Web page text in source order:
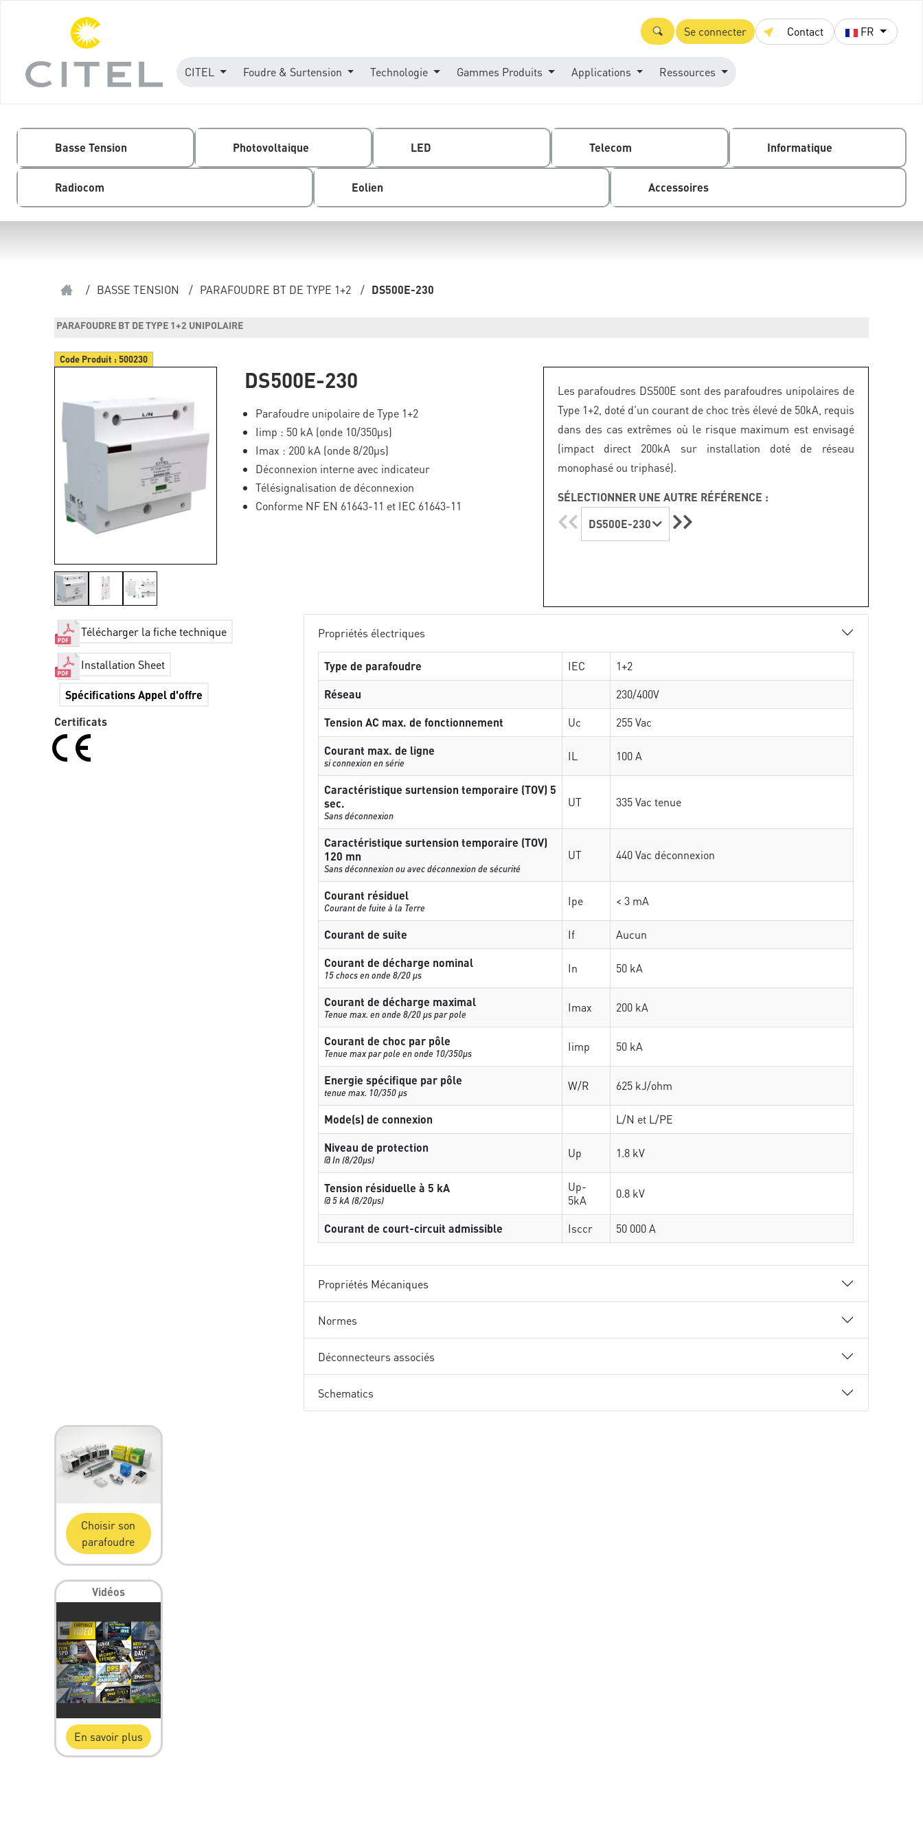
Se connecter Contact FR
CITEL Foudre & Surtension Technologie Gammes Produits Applications Ressources
Basse Tension Photovoltaique LED Telecom Informatique
Radiocom Eolien Accessoires
/ BASSE TENSION / PARAFOUDRE BT DE TYPE 1+2 / DS500E-230
PARAFOUDRE BT DE TYPE 1+2 UNIPOLAIRE
Code Produit :500230
DS500E-230
Parafoudre unipolaire de Type 1+2
Iimp : 50 kA (onde 10/350µs)
Imax : 200 kA (onde 8/20µs)
Déconnexion interne avec indicateur
Télésignalisation de déconnexion
Conforme NF EN 61643-11 et IEC 61643-11
Les parafoudres DS500E sont des parafoudres unipolaires de
Type 1+2, doté d'un courant de choc très élevé de 50kA, requis
dans des cas extrêmes où le risque maximum est envisagé
(impact direct 200kA sur installation doté de réseau
monophasé ou triphasé).
SÉLECTIONNER UNE AUTRE RÉFÉRENCE :
DS500E-230
Télécharger la fiche technique
Installation Sheet
Spécifications Appel d'offre
Certificats
Propriétés électriques
Type de parafoudre IEC
1+2
Réseau
230/400V
Tension AC max. de fonctionnement
Uc
255 Vac
Courant max. de ligne
si connexion en série IL 100 A
Caractéristique surtension temporaire (TOV) 5
sec.
Sans déconnexion
UT 335 Vac tenue
Caractéristique surtension temporaire (TOV)
120 mn
Sans déconnexion ou avec déconnexion de sécurité
UT 440 Vac déconnexion
Courant résiduel
Courant de fuite à la Terre Ipe < 3 mA
Courant de suite If
Aucun
Courant de décharge nominal
15 chocs en onde 8/20 µs In 50 kA
Courant de décharge maximal
Tenue max. en onde 8/20 µs par pole Imax 200 kA
Courant de choc par pôle
Tenue max par pole en onde 10/350µs Iimp 50 kA
Energie spécifique par pôle
tenue max. 10/350 µs W/R 625 kJ/ohm
Mode(s) de connexion
L/N et L/PE
Niveau de protection
@ In (8/20µs) Up 1.8 kV
Tension résiduelle à 5 kA
@ 5 kA (8/20µs)
Up-
5kA
0.8 kV
Courant de court-circuit admissible Isccr 50 000 A
Propriétés Mécaniques
Normes
Déconnecteurs associés
Schematics
Choisir son
parafoudre
Vidéos
En savoir plus